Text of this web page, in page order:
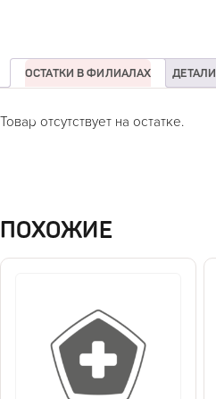
ОСТАТКИ В ФИЛИАЛАХ ДЕТАЛИ
Товар отсутствует на остатке.
ПОХОЖИЕ